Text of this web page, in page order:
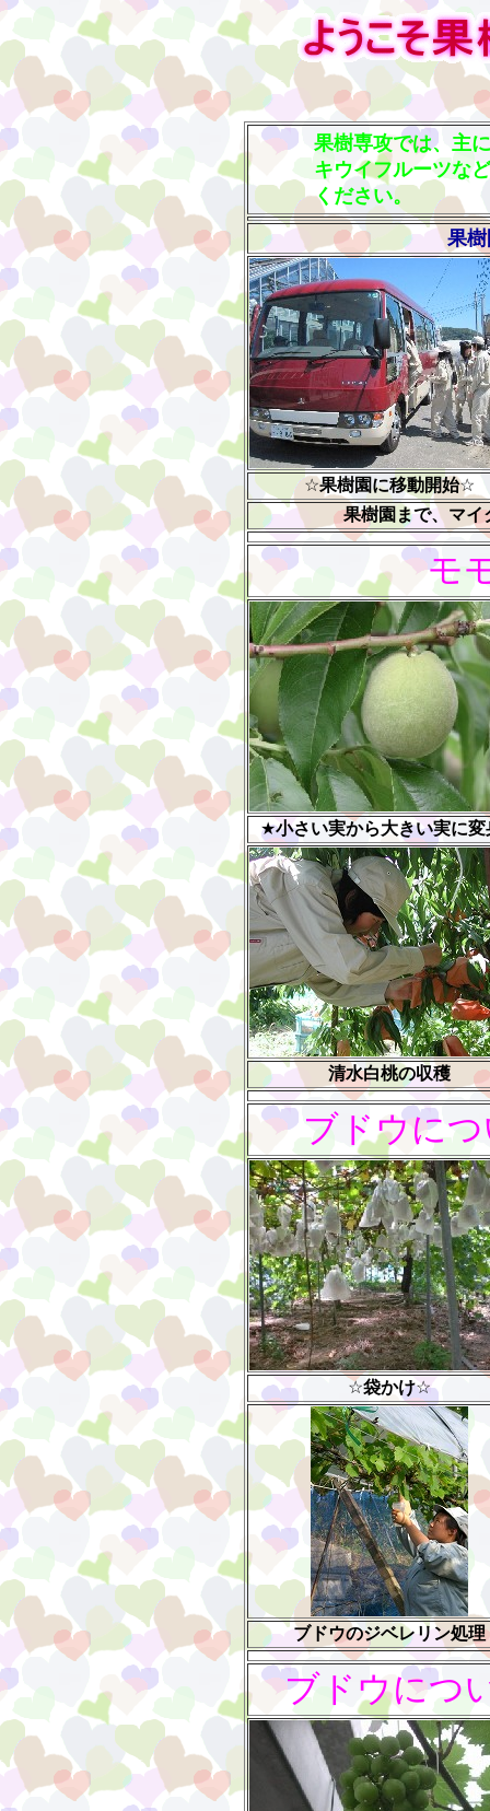
果樹専攻では、主
キウイフルーツな
ください。
果
☆果樹園に移動開始☆
果樹園まで、マイ
モ
★小さい実から大きい実に変
清水白桃の収穫
ブドウに
☆袋かけ☆
ブドウのジベレリン処理
ブドウに